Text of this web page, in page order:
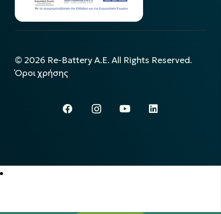
© 2026 Re-Battery A.E. All Rights Reserved.
Όροι χρήσης